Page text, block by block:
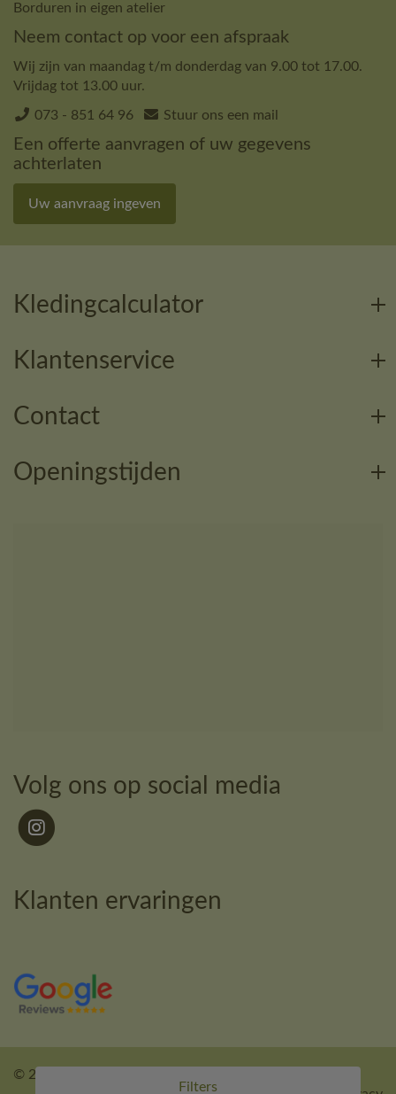
Filters
Borduren in eigen atelier
Neem contact op voor een afspraak
Wij zijn van maandag t/m donderdag van 9.00 tot 17.00.
Vrijdag tot 13.00 uur.
073 - 851 64 96 Stuur ons een mail
Een offerte aanvragen of uw gegevens
achterlaten
Uw aanvraag ingeven
Kledingcalculator
Klantenservice
Contact
Openingstijden
Volg ons op social media
Klanten ervaringen
© 2026 - Kledingcalculator.